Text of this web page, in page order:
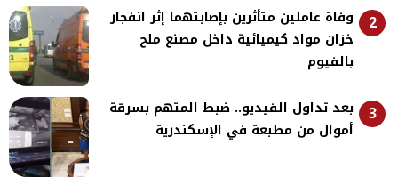
2
وفاة عاملين متأثرين بإصابتهما إثر انفجار
خزان مواد كيميائية داخل مصنع ملح
بالفيوم
3
بعد تداول الفيديو.. ضبط المتهم بسرقة
أموال من مطبعة في الإسكندرية